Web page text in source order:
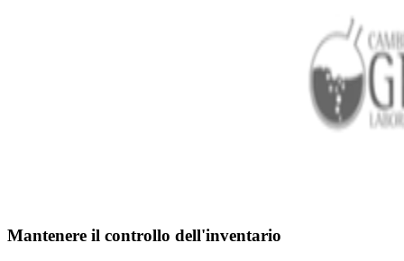
Mantenere il controllo dell'inventario